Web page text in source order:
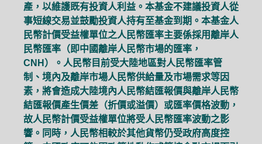
產，以維護既有投資人利益。本基金不建議投資人從
事短線交易並鼓勵投資人持有至基金到期。本基金人
民幣計價受益權單位之人民幣匯率主要係採用離岸人
民幣匯率（即中國離岸人民幣市場的匯率，
CNH）。人民幣目前受大陸地區對人民幣匯率管
制、境內及離岸市場人民幣供給量及市場需求等因
素，將會造成大陸境內人民幣結匯報價與離岸人民幣
結匯報價產生價差（折價或溢價）或匯率價格波動，
故人民幣計價受益權單位將受人民幣匯率波動之影
響。同時，人民幣相較於其他貨幣仍受政府高度控